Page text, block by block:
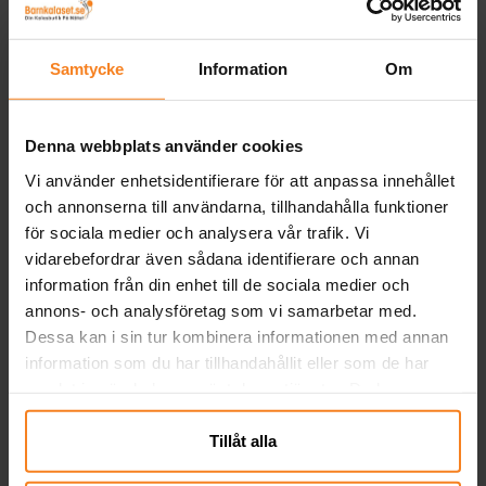
Samtycke Information Om
Denna webbplats använder cookies
Vi använder enhetsidentifierare för att anpassa innehållet
och annonserna till användarna, tillhandahålla funktioner
för sociala medier och analysera vår trafik. Vi
vidarebefordrar även sådana identifierare och annan
information från din enhet till de sociala medier och
annons- och analysföretag som vi samarbetar med.
Dessa kan i sin tur kombinera informationen med annan
information som du har tillhandahållit eller som de har
närsomhelst ändra ditt samtycke.
Tillåt alla
Ljusrosa siffra 0-9
Pris:29,00 kr
29,00 kr
GÅ TILL
12-pack
49,00 kr
KÖP
Andra köpte även
Ballonger - Röda 10-
Serpentiner - Ljusrosa